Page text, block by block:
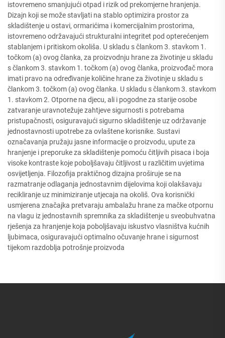
istovremeno smanjujući otpad i rizik od prekomjerne hranjenja.
Dizajn koji se može stavljati na stablo optimizira prostor za
skladištenje u ostavi, ormarićima i komercijalnim prostorima,
istovremeno održavajući strukturalni integritet pod opterećenjem
stablanjem i pritiskom okoliša. U skladu s člankom 3. stavkom 1.
točkom (a) ovog članka, za proizvodnju hrane za životinje u skladu
s člankom 3. stavkom 1. točkom (a) ovog članka, proizvođač mora
imati pravo na određivanje količine hrane za životinje u skladu s
člankom 3. točkom (a) ovog članka. U skladu s člankom 3. stavkom
1. stavkom 2. Otporne na djecu, ali i pogodne za starije osobe
zatvaranje uravnotežuje zahtjeve sigurnosti s potrebama
pristupačnosti, osiguravajući sigurno skladištenje uz održavanje
jednostavnosti upotrebe za ovlaštene korisnike. Sustavi
označavanja pružaju jasne informacije o proizvodu, upute za
hranjenje i preporuke za skladištenje pomoću čitljivih pisaca i boja
visoke kontraste koje poboljšavaju čitljivost u različitim uvjetima
osvijetljenja. Filozofija praktičnog dizajna proširuje se na
razmatranje odlaganja jednostavnim dijelovima koji olakšavaju
recikliranje uz minimiziranje utjecaja na okoliš. Ova korisnički
usmjerena značajka pretvaraju ambalažu hrane za mačke otpornu
na vlagu iz jednostavnih spremnika za skladištenje u sveobuhvatna
rješenja za hranjenje koja poboljšavaju iskustvo vlasništva kućnih
ljubimaca, osiguravajući optimalno očuvanje hrane i sigurnost
tijekom razdoblja potrošnje proizvoda